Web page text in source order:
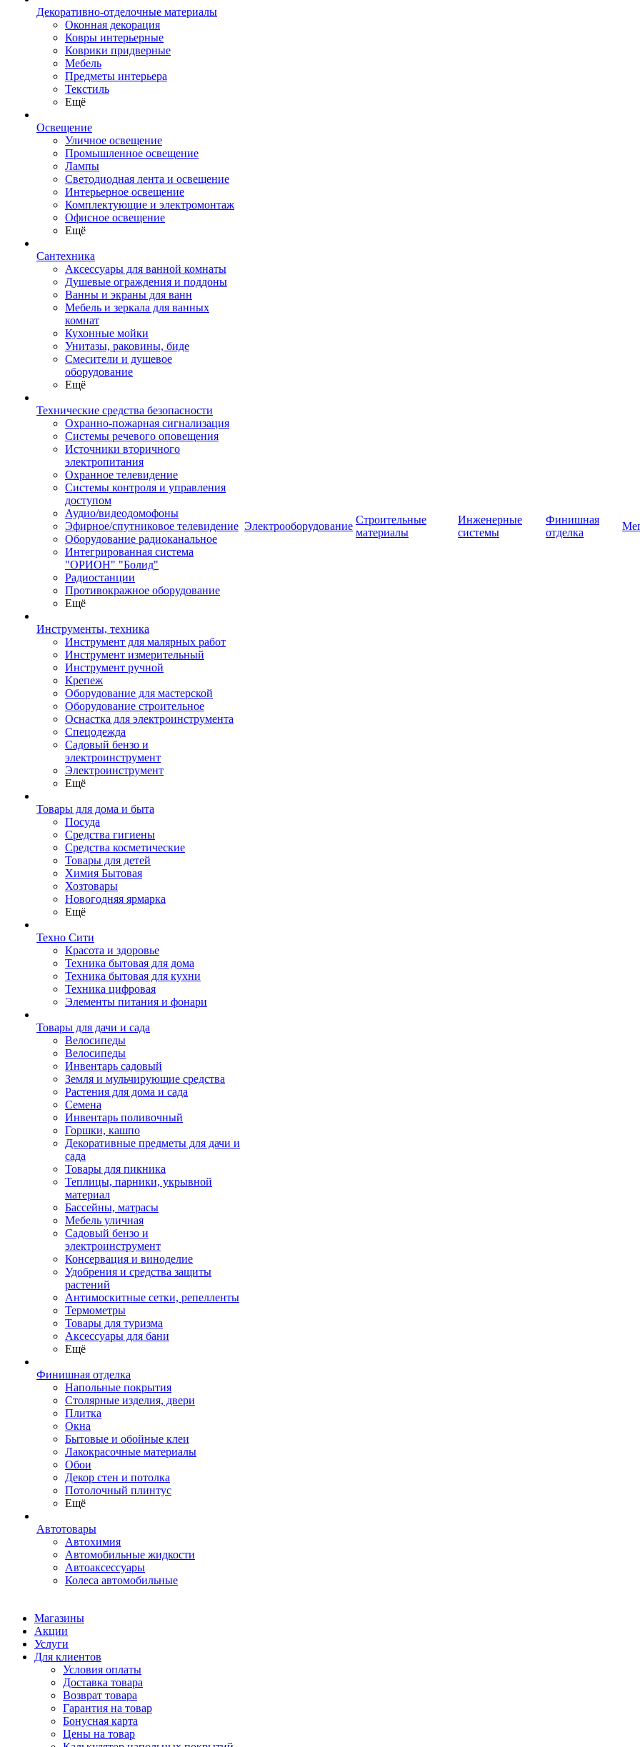
Декоративно-отделочные материалы
Оконная декорация
Ковры интерьерные
Коврики придверные
Мебель
Предметы интерьера
Текстиль
Ещё
Освещение
Уличное освещение
Промышленное освещение
Лампы
Светодиодная лента и освещение
Интерьерное освещение
Комплектующие и электромонтаж
Офисное освещение
Ещё
Сантехника
Аксессуары для ванной комнаты
Душевые ограждения и поддоны
Ванны и экраны для ванн
Мебель и зеркала для ванных
комнат
Кухонные мойки
Унитазы, раковины, биде
Смесители и душевое
оборудование
Ещё
Технические средства безопасности
Охранно-пожарная сигнализация
Системы речевого оповещения
Источники вторичного
электропитания
Охранное телевидение
Системы контроля и управления
доступом
Аудио/видеодомофоны
Эфирное/спутниковое телевидение
Оборудование радиоканальное
Интегрированная система
"ОРИОН" "Болид"
Радиостанции
Противокражное оборудование
Ещё
Инструменты, техника
Инструмент для малярных работ
Инструмент измерительный
Инструмент ручной
Крепеж
Оборудование для мастерской
Оборудование строительное
Оснастка для электроинструмента
Спецодежда
Садовый бензо и
электроинструмент
Электроинструмент
Ещё
Товары для дома и быта
Посуда
Средства гигиены
Средства косметические
Товары для детей
Химия Бытовая
Хозтовары
Новогодняя ярмарка
Ещё
Техно Сити
Красота и здоровье
Техника бытовая для дома
Техника бытовая для кухни
Техника цифровая
Элементы питания и фонари
Товары для дачи и сада
Велосипеды
Велосипеды
Инвентарь садовый
Земля и мульчирующие средства
Растения для дома и сада
Семена
Инвентарь поливочный
Горшки, кашпо
Декоративные предметы для дачи и
сада
Товары для пикника
Теплицы, парники, укрывной
материал
Бассейны, матрасы
Мебель уличная
Садовый бензо и
электроинструмент
Консервация и виноделие
Удобрения и средства защиты
растений
Антимоскитные сетки, репелленты
Термометры
Товары для туризма
Аксессуары для бани
Ещё
Финишная отделка
Напольные покрытия
Столярные изделия, двери
Плитка
Окна
Бытовые и обойные клеи
Лакокрасочные материалы
Обои
Декор стен и потолка
Потолочный плинтус
Ещё
Автотовары
Автохимия
Автомобильные жидкости
Автоаксессуары
Колеса автомобильные
Электрооборудование
Строительные
материалы
Инженерные
системы
Финишная
отделка
Магазины
Акции
Услуги
Для клиентов
Условия оплаты
Доставка товара
Возврат товара
Гарантия на товар
Бонусная карта
Цены на товар